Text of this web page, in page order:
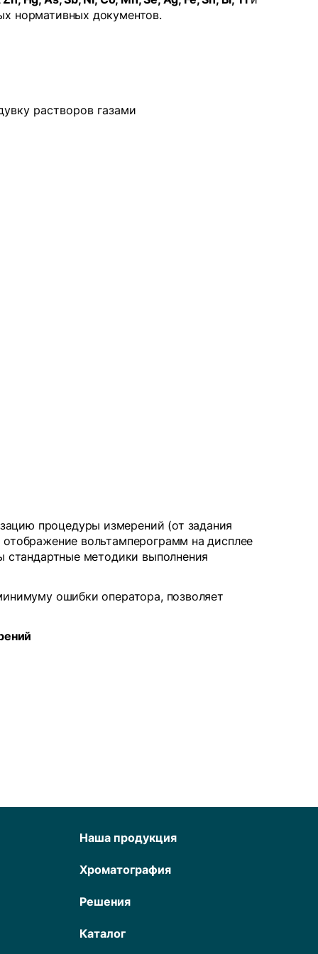
нормативных документов.
растворов газами
процедуры измерений (от задания
вольтамперограмм на дисплее
стандартные методики выполнения
ошибки оператора, позволяет
Наша продукция
Хроматография
Решения
Каталог